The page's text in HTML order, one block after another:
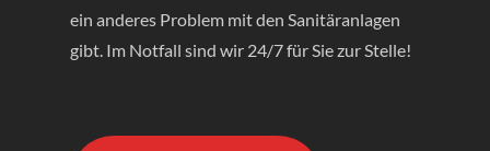
ein anderes Problem mit den Sanitäranlagen
gibt. Im Notfall sind wir 24/7 für Sie zur Stelle!